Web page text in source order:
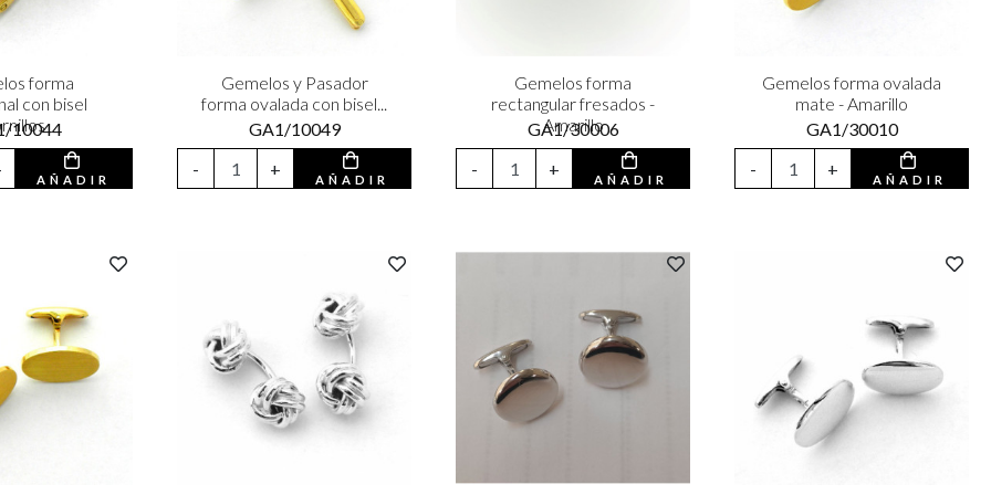
forma
con bisel
10044
AÑADIR
Gemelos y Pasador
forma ovalada con bisel...
GA1/10049
-
+
AÑADIR
Gemelos forma
rectangular fresados -
Amarillo
GA1/30006
-
+
AÑADIR
Gemelos forma ovalada
mate - Amarillo
GA1/30010
-
+
AÑADIR